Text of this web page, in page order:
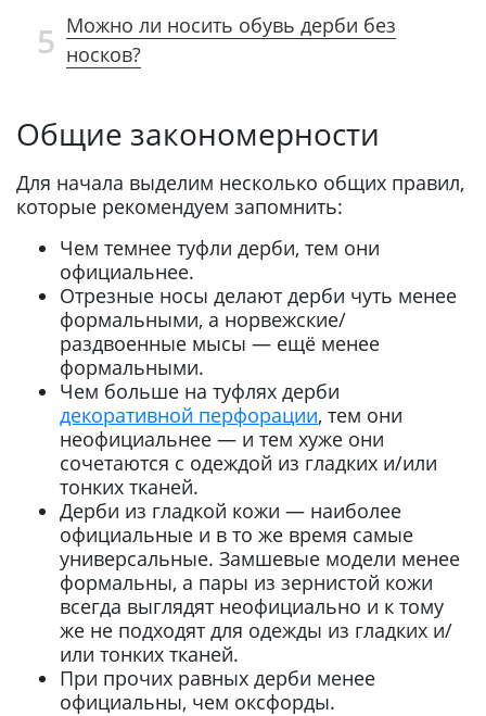
5 Можно ли носить обувь дерби без
носков?
Общие закономерности
Для начала выделим несколько общих правил,
которые рекомендуем запомнить:
Чем темнее туфли дерби, тем они
официальнее.
Отрезные носы делают дерби чуть менее
формальными, а норвежские/
раздвоенные мысы — ещё менее
формальными.
Чем больше на туфлях дерби
декоративной перфорации, тем они
неофициальнее — и тем хуже они
сочетаются с одеждой из гладких и/или
тонких тканей.
Дерби из гладкой кожи — наиболее
официальные и в то же время самые
универсальные. Замшевые модели менее
формальны, а пары из зернистой кожи
всегда выглядят неофициально и к тому
же не подходят для одежды из гладких и/
или тонких тканей.
При прочих равных дерби менее
официальны, чем оксфорды.